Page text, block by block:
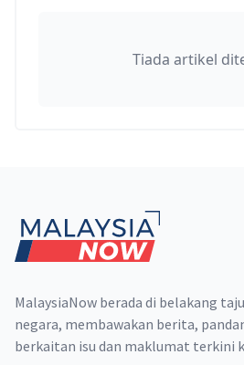
Tiada artikel
MalaysiaNow berada di belakang
negara, membawakan berita,
berkaitan isu dan maklumat terkini